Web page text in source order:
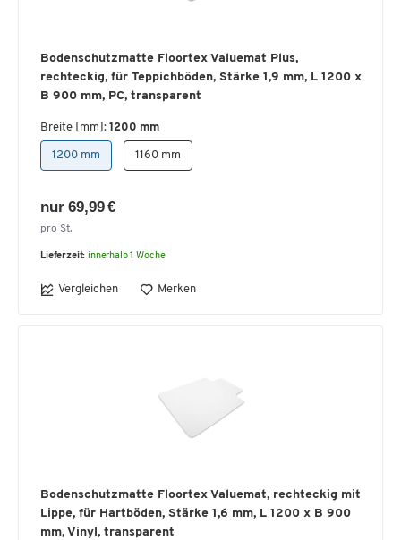
Bodenschutzmatte Floortex Valuemat Plus,
rechteckig, für Teppichböden, Stärke 1,9 mm, L 1200 x
B 900 mm, PC, transparent
Breite [mm]: 1200 mm
1200 mm 1160 mm
nur 69,99 €
pro St.
Lieferzeit: innerhalb 1 Woche
Vergleichen Merken
Bodenschutzmatte Floortex Valuemat, rechteckig mit
Lippe, für Hartböden, Stärke 1,6 mm, L 1200 x B 900
mm, Vinyl, transparent